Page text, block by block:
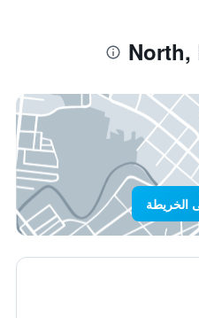
الخريطة